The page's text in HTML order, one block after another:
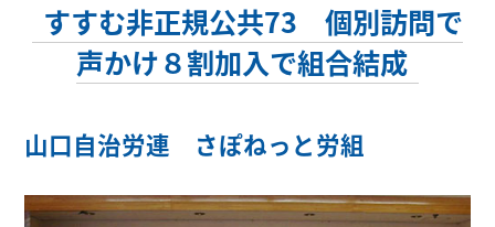
すすむ非正規公共73 個別訪問で
声かけ８割加入で組合結成
山口自治労連 さぽねっと労組